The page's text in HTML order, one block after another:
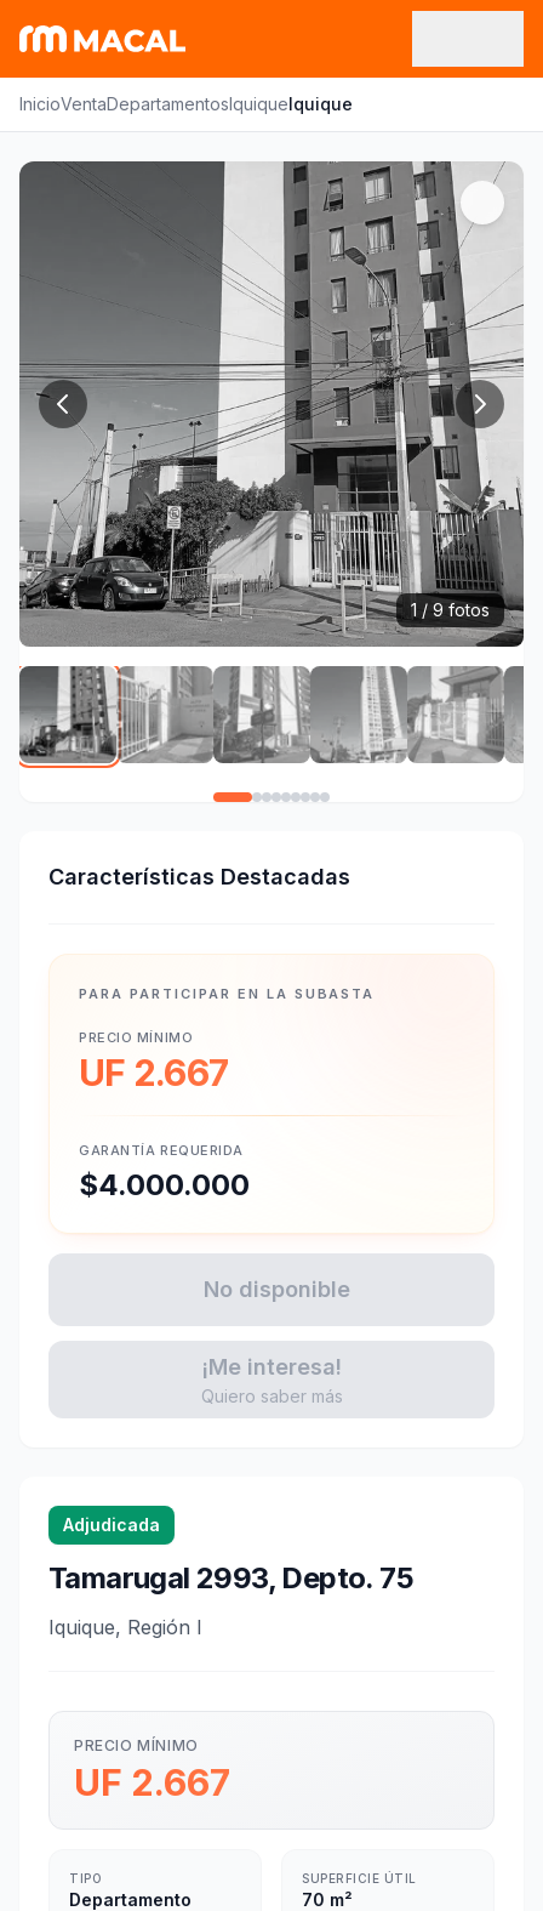
InicioVentaDepartamentosIquiqueIquique
1 / 9 fotos
Adjudicada
Tamarugal 2993, Depto. 75
Iquique, Región I
PRECIO MÍNIMO
UF 2.667
TIPO
Departamento
SUPERFICIE ÚTIL
70 m²
Características Destacadas
PARA PARTICIPAR EN LA SUBASTA
PRECIO MÍNIMO
UF 2.667
GARANTÍA REQUERIDA
$4.000.000
No disponible
¡Me interesa!
Quiero saber más